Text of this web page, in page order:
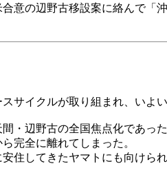
意の辺野古移設案に絡んで
イクルが取り組まれ、いよ
・辺野古の全国焦点化であっ
完全に離れてしまった。
住してきたヤマトにも向けら